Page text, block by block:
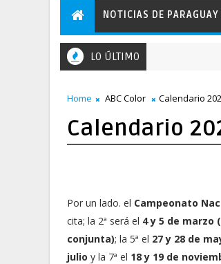
NOTICIAS DE PARAGUAY
LO ÚLTIMO
Home ABC Color Calendario
Calendario
Por un lado. el Campeonato
cita; la 2ª será el 4 y 5 de marzo
conjunta); la 5ª el 27 y 28 de
julio y la 7ª el 18 y 19 de